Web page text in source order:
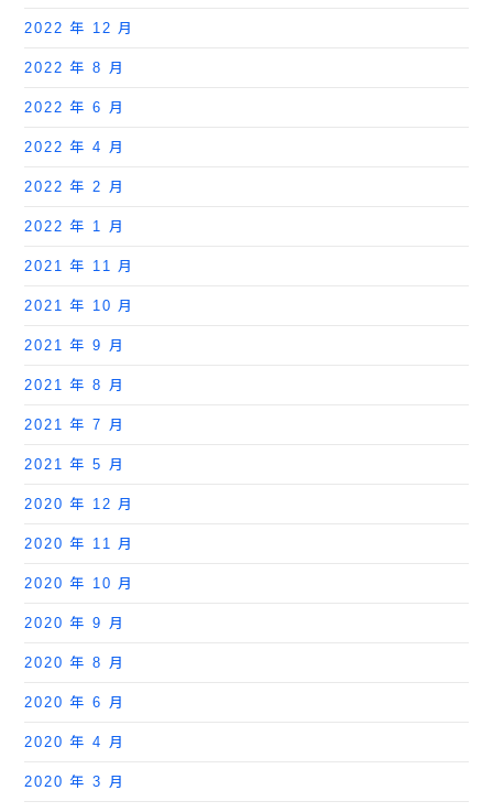
2022 年 12 月
2022 年 8 月
2022 年 6 月
2022 年 4 月
2022 年 2 月
2022 年 1 月
2021 年 11 月
2021 年 10 月
2021 年 9 月
2021 年 8 月
2021 年 7 月
2021 年 5 月
2020 年 12 月
2020 年 11 月
2020 年 10 月
2020 年 9 月
2020 年 8 月
2020 年 6 月
2020 年 4 月
2020 年 3 月